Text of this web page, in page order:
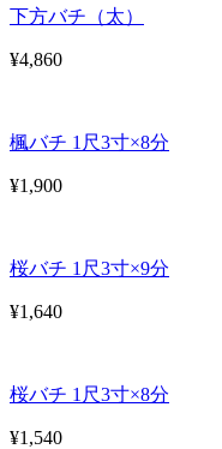
下方バチ（太）
¥4,860
楓バチ 1尺3寸×8分
¥1,900
桜バチ 1尺3寸×9分
¥1,640
桜バチ 1尺3寸×8分
¥1,540